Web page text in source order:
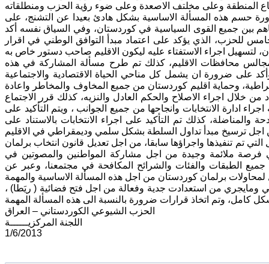
حسم هذه المسألة الاساسية بشكل هادئ بعيدا عن التشنج، على
بين جميع القوى السياسية في كوردستان، وفي السياق نفسه أكد
للحزب، الذي يؤكد على اعتماد مبدأ التوافق الوطني في اقرار
محافظات الاقليم، كذلك تم طرح مسألة المشاركة في هذه
على ضرورة ان يشمل كل مناحي الحياة الاقتصادية والاجتماعية
وحماية اقليم كوردستان من جميع المخاوف والمخاطر واعادة
خلال اجراء الاصلاح والحكم العادل والنزيه، كذلك قرر الاجتماع
ادارة الانتخابات وانجاحها من جميع الجوانب ، ويتم التأكيد على
كذلك تم التأكيد على اجراء الانتخابات بالاستناد على
تم تنفيذها واجراؤها سابقا، من اجل تعديل قانون انتخاب برلمان
فرصة ملائمة وجيدة من اجل مشاركة المواطنين والمصوتين في
الطبقات والفئات والشرائح المكافحة في مجتمعنا، وعبر عن
ومايجري من استعدادت جدية وفعالة من اجل فتح فضائية ( ريَطا) ،
الحزب الشيوعي الكوردستاني – العراق
اللجنة المركزيــــــة
1/6/2013